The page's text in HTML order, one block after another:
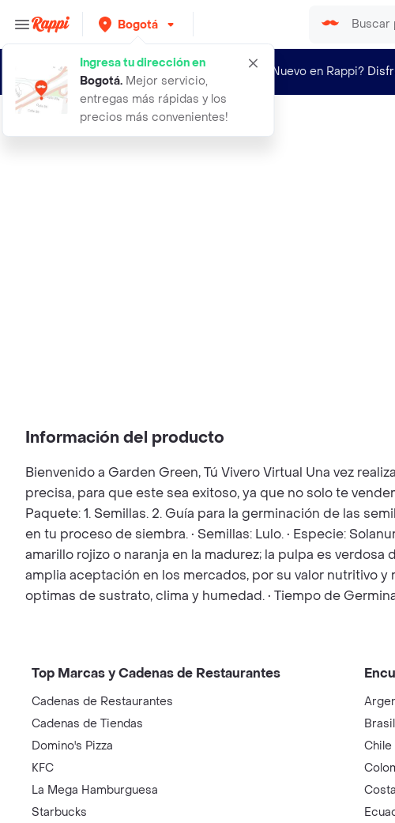
Bogotá
Ingresa tu dirección en
Bogotá. Mejor servicio,
entregas más rápidas y los
precios más convenientes!
¿Nuevo en Rappi?
1000 semillas organicas de fruta lu
Información del producto
Bienvenido a Garden Green, Tú Vivero Virtual Una vez
precisa, para que este sea exitoso, ya que no solo te
Paquete: 1. Semillas. 2. Guía para la germinación de las
en tu proceso de siembra. • Semillas: Lulo. • Especie:
amarillo rojizo o naranja en la madurez; la pulpa es
amplia aceptación en los mercados, por su valor nutritivo y
optimas de sustrato, clima y humedad. • Tiempo de
Top Marcas y Cadenas de Restaurantes
Cadenas de Restaurantes
Cadenas de Tiendas
Domino's Pizza
KFC
La Mega Hamburguesa
Starbucks
Brasil
Chile